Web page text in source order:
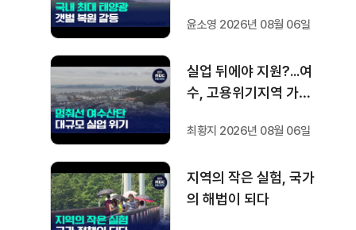
윤소영 2026년 08월 06일
실업 뒤에야 지원?...여
수, 고용위기지역 가능
최황지 2026년 08월 06일
지역의 작은 실험, 국가
의 해법이 되다